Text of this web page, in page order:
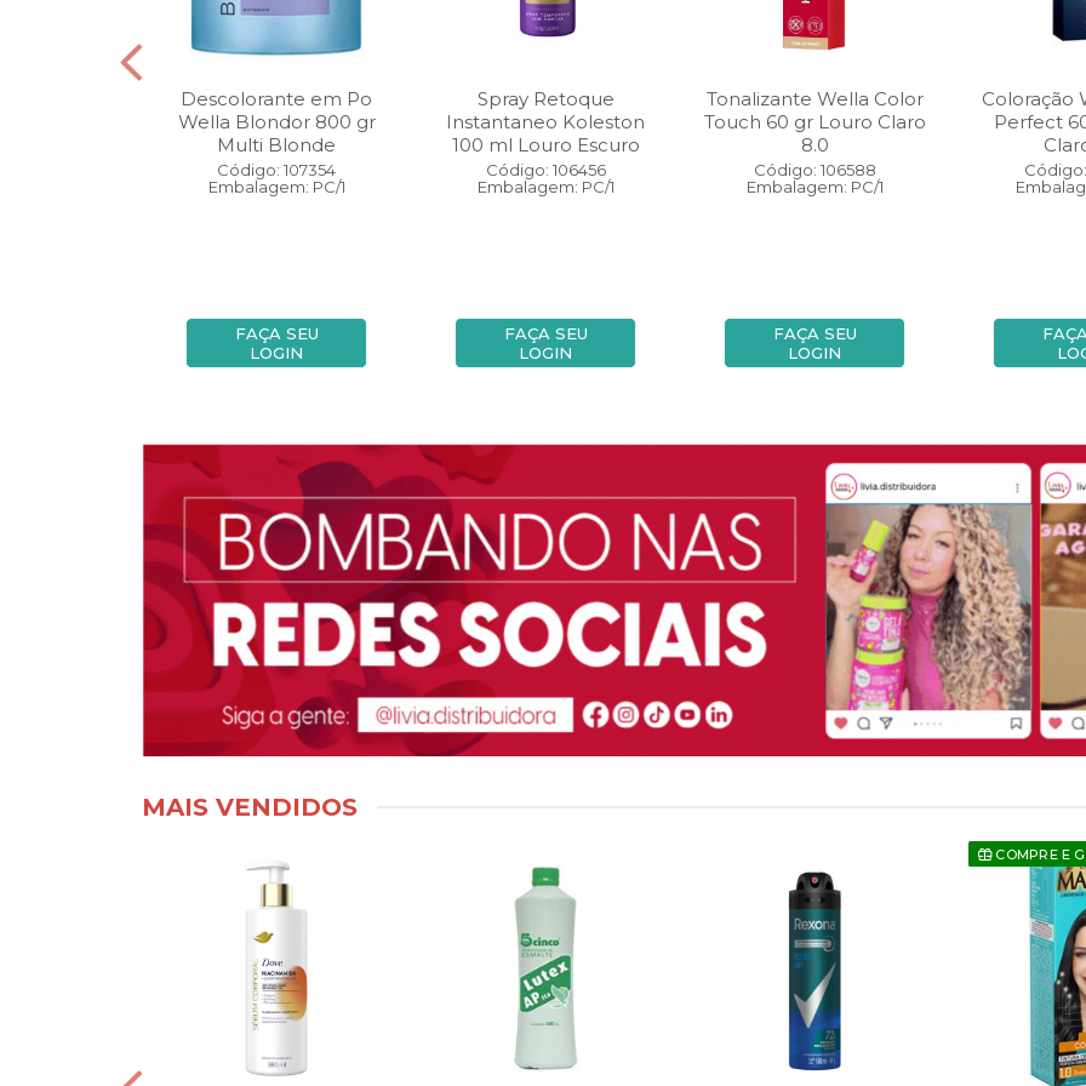
Descolorante em Po
Wella Blondor 800 gr
Multi Blonde
Código: 107354
Embalagem: PC/1
FAÇA SEU
LOGIN
Spray Retoque
Instantaneo Koleston
100 ml Louro Escuro
Código: 106456
Embalagem: PC/1
FAÇA SEU
LOGIN
Tonalizante Wella Color
Touch 60 gr Louro Claro
8.0
Código: 106588
Embalagem: PC/1
FAÇA SEU
LOGIN
Coloração
Perfect
MAIS VENDIDOS
COMPRE E